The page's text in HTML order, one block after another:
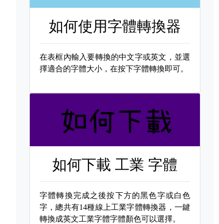
如何使用字體轉換器
在表框內輸入要轉換的中文字或英文，並選
擇適合的字體大小，在按下字體轉換即可。
如何下載工業 字體
字體轉換完成之後按下方的黑色字或白色
字，總共有14種線上工業字體轉換器，一鍵
轉換成英文工業字體字體顏色可以選擇。